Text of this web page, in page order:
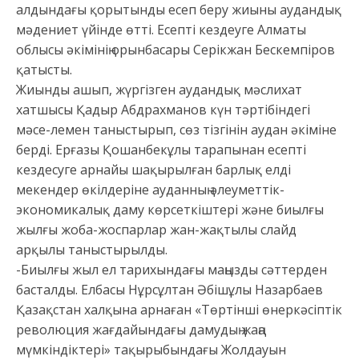
алдындағы қорытынды есеп беру жиыны аудандық
мәдениет үйінде өтті. Есепті кездеуге Алматы
облысы әкімінің орынбасары Серікжан Бескемпіров
қатысты.
Жиынды ашып, жүргізген аудандық мәслихат
хатшысы Қадыр Абдрахманов күн тәртібіндегі
мәсе-лемен таныстырып, сөз тізгінін аудан әкіміне
берді. Ерғазы Қошанбекұлы тарапынан есепті
кездесуге арнайы шақырылған барлық елді
мекендер өкілдеріне ауданның әлеуметтік-
экономикалық даму көрсеткіштері және биылғы
жылғы жоба-жоспарлар жан-жақтылы слайд
арқылы таныстырылды.
-Биылғы жыл ел тарихындағы маңызды сәттерден
басталды. Елбасы Нұрсұлтан Әбішұлы Назарбаев
Қазақстан халқына арнаған «Төртінші өнеркәсіптік
революция жағдайындағы дамудың жаңа
мүмкіндіктері» тақырыбындағы Жолдауын